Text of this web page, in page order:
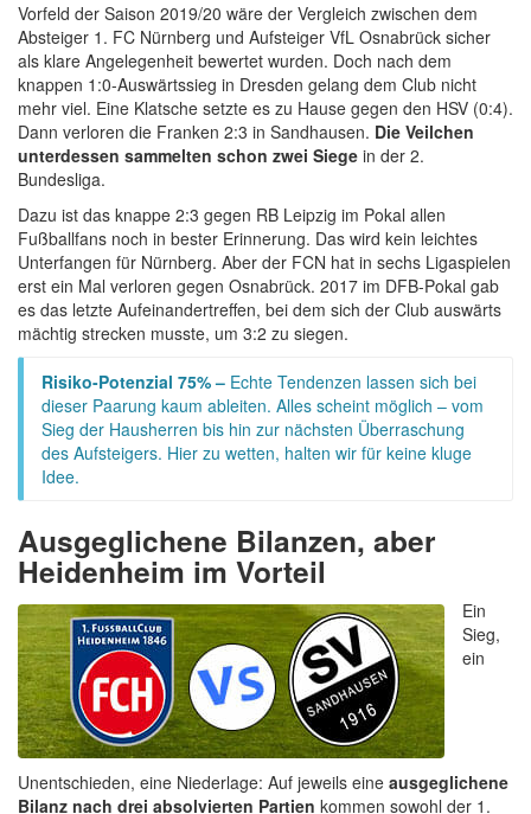
Vorfeld der Saison 2019/20 wäre der Vergleich zwischen dem
Absteiger 1. FC Nürnberg und Aufsteiger VfL Osnabrück sicher
als klare Angelegenheit bewertet wurden. Doch nach dem
knappen 1:0-Auswärtssieg in Dresden gelang dem Club nicht
mehr viel. Eine Klatsche setzte es zu Hause gegen den HSV (0:4).
Dann verloren die Franken 2:3 in Sandhausen. Die Veilchen
unterdessen sammelten schon zwei Siege in der 2.
Bundesliga.
Dazu ist das knappe 2:3 gegen RB Leipzig im Pokal allen
Fußballfans noch in bester Erinnerung. Das wird kein leichtes
Unterfangen für Nürnberg. Aber der FCN hat in sechs Ligaspielen
erst ein Mal verloren gegen Osnabrück. 2017 im DFB-Pokal gab
es das letzte Aufeinandertreffen, bei dem sich der Club auswärts
mächtig strecken musste, um 3:2 zu siegen.
Risiko-Potenzial 75% – Echte Tendenzen lassen sich bei
dieser Paarung kaum ableiten. Alles scheint möglich – vom
Sieg der Hausherren bis hin zur nächsten Überraschung
des Aufsteigers. Hier zu wetten, halten wir für keine kluge
Idee.
Ausgeglichene Bilanzen, aber
Heidenheim im Vorteil
Ein
Sieg,
ein
Unentschieden, eine Niederlage: Auf jeweils eine ausgeglichene
Bilanz nach drei absolvierten Partien kommen sowohl der 1.